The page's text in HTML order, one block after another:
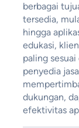
berbagai
tersedia,
hingga
edukasi,
paling
penyedia
dukungan,
efektivitas